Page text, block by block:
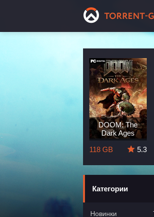
DOOM: The
Dark Ages
118 GB
5.3
Категории
Новинки